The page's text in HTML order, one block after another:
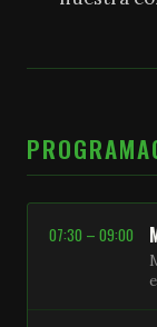
07:30 – 09:00